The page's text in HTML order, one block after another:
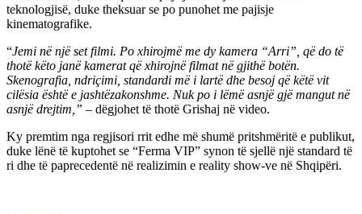
teknologjisë, duke theksuar se po punohet me pajisje
kinematografike.
“Jemi në një set filmi. Po xhirojmë me dy kamera “Arri”, që do të
thotë këto janë kamerat që xhirojnë filmat në gjithë botën.
Skenografia, ndriçimi, standardi më i lartë dhe besoj që këtë vit
cilësia është e jashtëzakonshme. Nuk po i lëmë asnjë gjë mangut në
asnjë drejtim,” – dëgjohet të thotë Grishaj në video.
Ky premtim nga regjisori rrit edhe më shumë pritshmëritë e publikut,
duke lënë të kuptohet se “Ferma VIP” synon të sjellë një standard të
ri dhe të paprecedentë në realizimin e reality show-ve në Shqipëri.